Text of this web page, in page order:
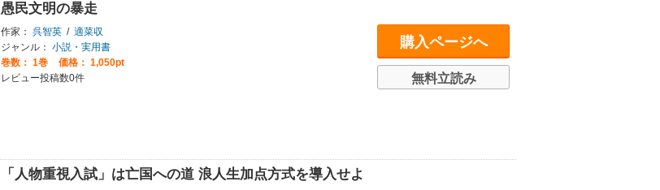
愚民文明の暴走
作家： 呉智英 / 適菜収
ジャンル： 小説・実用書
巻数： 1巻
価格： 1,050pt
レビュー投稿数0件
購入ページへ
無料立読み
「人物重視入試」は亡国への道 浪人生加点方式を導入せよ